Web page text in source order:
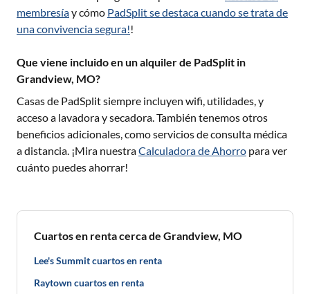
membresíay cómo PadSplit se destaca cuando se trata de
una convivencia segura!!
Que viene incluido en un alquiler de PadSplit in
Grandview, MO?
Casas de PadSplit siempre incluyen wifi, utilidades, y
acceso a lavadora y secadora. También tenemos otros
beneficios adicionales, como servicios de consulta médica
a distancia. ¡Mira nuestraCalculadora de Ahorro para ver
cuánto puedes ahorrar!
Cuartos en renta cerca de Grandview, MO
Lee's Summit cuartos en renta
Raytown cuartos en renta